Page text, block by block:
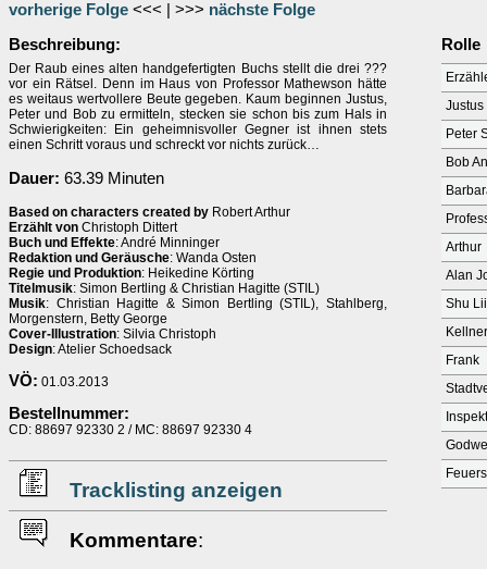
vorherige Folge <<< | >>> nächste Folge
Beschreibung:
Der Raub eines alten handgefertigten Buchs stellt die drei ???
vor ein Rätsel. Denn im Haus von Professor Mathewson hätte
es weitaus wertvollere Beute gegeben. Kaum beginnen Justus,
Peter und Bob zu ermitteln, stecken sie schon bis zum Hals in
Schwierigkeiten: Ein geheimnisvoller Gegner ist ihnen stets
einen Schritt voraus und schreckt vor nichts zurück…
Dauer: 63.39 Minuten
Based on characters created by Robert Arthur
Erzählt von Christoph Dittert
Buch und Effekte: André Minninger
Redaktion und Geräusche: Wanda Osten
Regie und Produktion: Heikedine Körting
Titelmusik: Simon Bertling & Christian Hagitte (STIL)
Musik: Christian Hagitte & Simon Bertling (STIL), Stahlberg,
Morgenstern, Betty George
Cover-Illustration: Silvia Christoph
Design: Atelier Schoedsack
VÖ: 01.03.2013
Bestellnummer:
CD: 88697 92330 2 / MC: 88697 92330 4
Tracklisting anzeigen
Kommentare:
Rolle
Justus
Peter
Bob
Arthur
Alan
Shu
Kellner
Frank